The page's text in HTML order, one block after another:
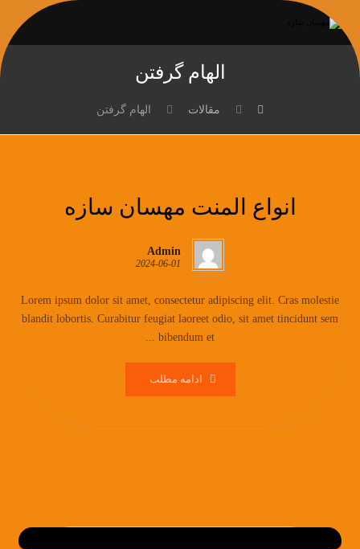
الهام گرفتن
مقالات الهام گرفتن
انواع المنت مهسان سازه
Admin
2024-06-01
Lorem ipsum dolor sit amet, consectetur adipiscing elit. Cras molestie
blandit lobortis. Curabitur feugiat laoreet odio, sit amet tincidunt sem
bibendum et ...
ادامه مطلب